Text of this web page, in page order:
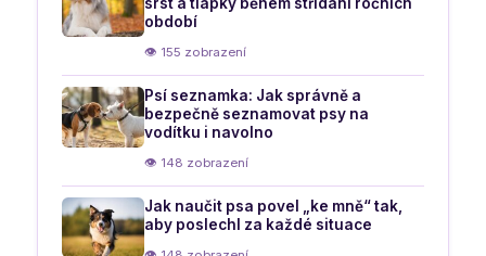
období
👁 155 zobrazení
Psí seznamka: Jak správně a
bezpečně seznamovat psy na
vodítku i navolno
👁 148 zobrazení
Jak naučit psa povel „ke mně“ tak,
aby poslechl za každé situace